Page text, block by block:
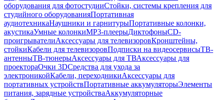
оборудования для фотостудииСтойки, системы крепления для
студийного оборудованияПортативная
аудиотехникаНаушники и гарнитурыПортативные колонки,
акустикаУмные колонкиMP3-плеерыДиктофоныCD-
проигрывателиАксессуары для телевизоровКронштейны,
стойкиКабели для телевизоровПодписки на видеосервисыТВ-
антенныТВ-тюнерыАксессуары для ТВАксессуары для
проектораОчки 3DСредства для ухода за
электроникойКабели, переходникиАксессуары для
портативных устройствПортативные аккумуляторыЭлементы
питания, зарядные устройстваАккумуляторные